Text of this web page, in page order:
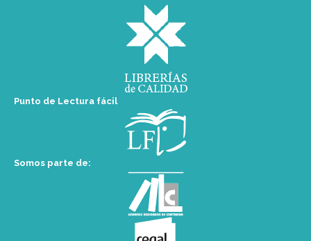
Punto de Lectura fácil
Somos parte de: